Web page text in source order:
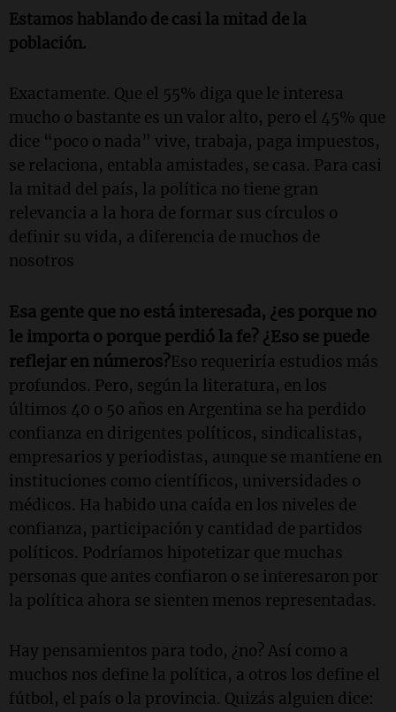
Estamos hablando de casi la mitad de la
población.
Exactamente. Que el 55% diga que le interesa
mucho o bastante es un valor alto, pero el 45% que
dice “poco o nada” vive, trabaja, paga impuestos,
se relaciona, entabla amistades, se casa. Para casi
la mitad del país, la política no tiene gran
relevancia a la hora de formar sus círculos o
definir su vida, a diferencia de muchos de
nosotros
Esa gente que no está interesada, ¿es porque no
le importa o porque perdió la fe? ¿Eso se puede
reflejar en números?Eso requeriría estudios más
profundos. Pero, según la literatura, en los
últimos 40 o 50 años en Argentina se ha perdido
confianza en dirigentes políticos, sindicalistas,
empresarios y periodistas, aunque se mantiene en
instituciones como científicos, universidades o
médicos. Ha habido una caída en los niveles de
confianza, participación y cantidad de partidos
políticos. Podríamos hipotetizar que muchas
personas que antes confiaron o se interesaron por
la política ahora se sienten menos representadas.
Hay pensamientos para todo, ¿no? Así como a
muchos nos define la política, a otros los define el
fútbol, el país o la provincia. Quizás alguien dice: